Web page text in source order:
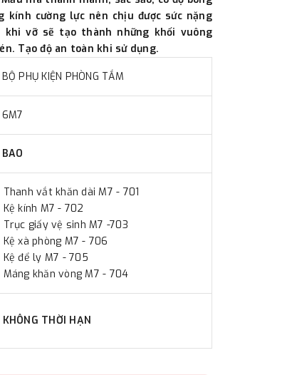
phí tính trong chính sách vận chuyển
khi giao hàng.
tiền của quý khách, chúng tôi sẽ
kính cường lực nên chịu được sức nặng
khi vỡ sẽ tạo thành những khối vuông
Tạo độ an toàn khi sử dụng.
PHỤ KIỆN PHÒNG TẮM
6M7
BAO
Thanh vắt khăn dài M7 - 701
Kệ kính M7 - 702
Trục giấy vệ sinh M7 -703
Kệ xà phòng M7 - 706
Kệ để ly M7 - 705
Máng khăn vòng M7 - 704
KHÔNG THỜI HẠN